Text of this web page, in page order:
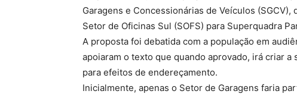
Garagens e Concessionárias de Veículos
Setor de Oficinas Sul (SOFS) para Superquadra
A proposta foi debatida com a população em
apoiaram o texto que quando aprovado, irá criar
para efeitos de endereçamento.
Inicialmente, apenas o Setor de Garagens faria